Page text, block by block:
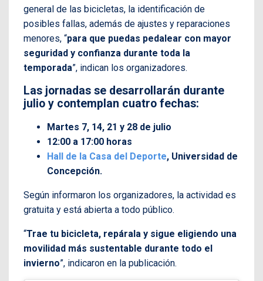
general de las bicicletas, la identificación de
posibles fallas, además de ajustes y reparaciones
menores, “para que puedas pedalear con mayor
seguridad y confianza durante toda la
temporada”, indican los organizadores.
Las jornadas se desarrollarán durante
julio y contemplan cuatro fechas:
Martes 7, 14, 21 y 28 de julio
12:00 a 17:00 horas
Hall de la Casa del Deporte, Universidad de
Concepción.
Según informaron los organizadores, la actividad es
gratuita y está abierta a todo público.
“Trae tu bicicleta, repárala y sigue eligiendo una
movilidad más sustentable durante todo el
invierno”, indicaron en la publicación.